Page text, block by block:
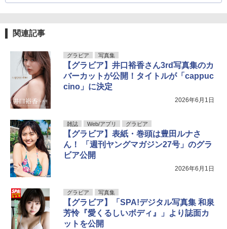
関連記事
グラビア 写真集
【グラビア】井口裕香さん3rd写真集のカ
バーカットが公開！タイトルが「cappuc
cino」に決定
2026年6月1日
雑誌 Web/アプリ グラビア
【グラビア】表紙・巻頭は豊田ルナさ
ん！ 「週刊ヤングマガジン27号」のグラ
ビア公開
2026年6月1日
グラビア 写真集
【グラビア】「SPA!デジタル写真集 和泉
芳怜『愛くるしいボディ』」より誌面カ
ットを公開